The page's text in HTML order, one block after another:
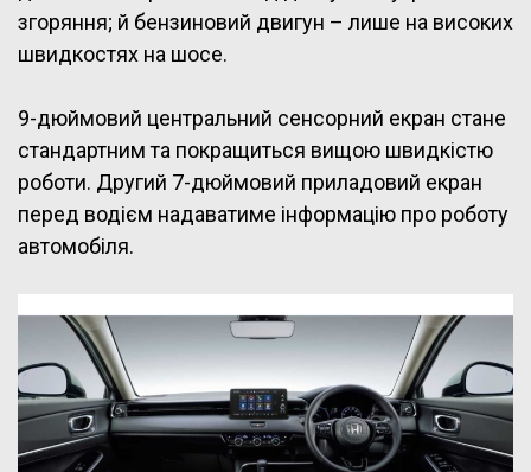
згоряння; й бензиновий двигун – лише на високих
швидкостях на шосе.
9-дюймовий центральний сенсорний екран стане
стандартним та покращиться вищою швидкістю
роботи. Другий 7-дюймовий приладовий екран
перед водієм надаватиме інформацію про роботу
автомобіля.